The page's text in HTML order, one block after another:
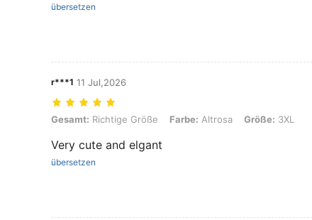
übersetzen
r***1 11 Jul,2026
Gesamt: Richtige Größe, Farbe: Altrosa, Größe: 3XL
Gesamt: Richtige Größe Farbe: Altrosa Größe: 3XL
Very cute and elgant
übersetzen